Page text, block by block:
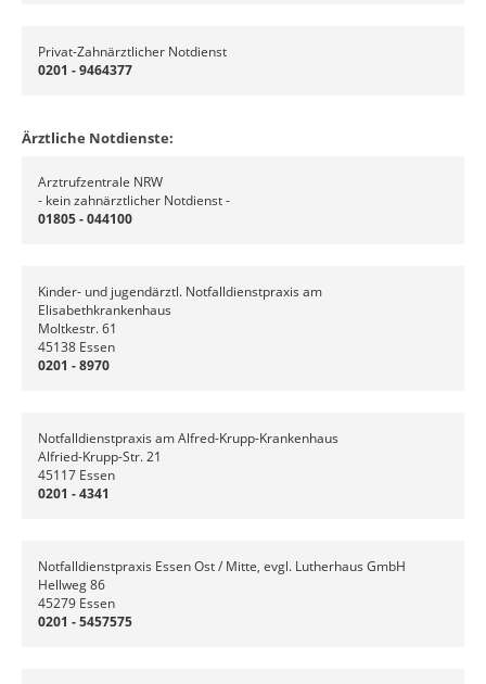
Privat-Zahnärztlicher Notdienst
0201 -9464377
Ärztliche Notdienste:
Arztrufzentrale NRW
- kein zahnärztlicher Notdienst -
01805 - 044100
Kinder- und jugendärztl. Notfalldienstpraxis am
Elisabethkrankenhaus
Moltkestr. 61
45138 Essen
0201 - 8970
Notfalldienstpraxis am Alfred-Krupp-Krankenhaus
Alfried-Krupp-Str. 21
45117 Essen
0201 - 4341
Notfalldienstpraxis Essen Ost / Mitte, evgl. Lutherhaus GmbH
Hellweg 86
45279 Essen
0201 - 5457575